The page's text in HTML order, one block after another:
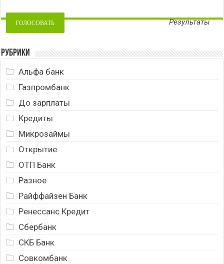
Результаты
Рубрики
Альфа банк
Газпромбанк
До зарплаты
Кредиты
Микрозаймы
Открытие
ОТП Банк
Разное
Райффайзен Банк
Ренессанс Кредит
Сбербанк
СКБ Банк
Совкомбанк